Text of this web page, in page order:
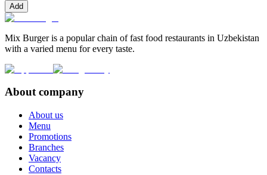
Add
Mix Burger is a popular chain of fast food restaurants in Uzbekistan
with a varied menu for every taste.
About company
About us
Menu
Promotions
Branches
Vacancy
Contacts